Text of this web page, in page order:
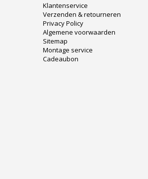
Klantenservice
Verzenden & retourneren
Privacy Policy
Algemene voorwaarden
Sitemap
Montage service
Cadeaubon